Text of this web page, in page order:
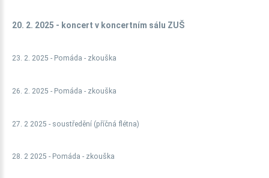
20. 2. 2025 - koncert v koncertním sálu ZUŠ
23. 2. 2025 - Pomáda - zkouška
26. 2. 2025 - Pomáda - zkouška
27. 2 2025 - soustředění (příčná flétna)
28. 2 2025 - Pomáda - zkouška